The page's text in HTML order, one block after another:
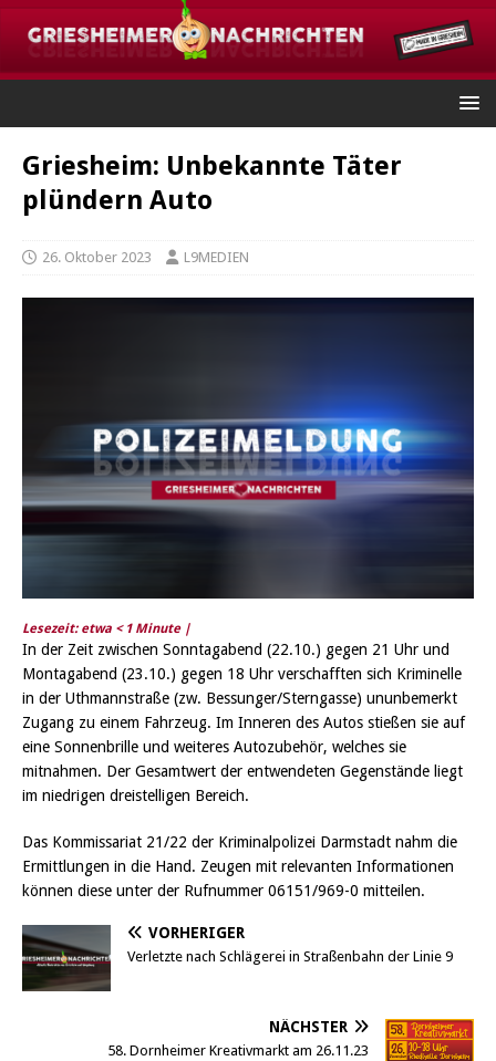
Griesheim: Unbekannte Täter
plündern Auto
26. Oktober 2023 L9MEDIEN
Lesezeit: etwa < 1 Minute |
In der Zeit zwischen Sonntagabend (22.10.) gegen 21 Uhr und
Montagabend (23.10.) gegen 18 Uhr verschafften sich Kriminelle
in der Uthmannstraße (zw. Bessunger/Sterngasse) ununbemerkt
Zugang zu einem Fahrzeug. Im Inneren des Autos stießen sie auf
eine Sonnenbrille und weiteres Autozubehör, welches sie
mitnahmen. Der Gesamtwert der entwendeten Gegenstände liegt
im niedrigen dreistelligen Bereich.
Das Kommissariat 21/22 der Kriminalpolizei Darmstadt nahm die
Ermittlungen in die Hand. Zeugen mit relevanten Informationen
können diese unter der Rufnummer 06151/969-0 mitteilen.
VORHERIGER
Verletzte nach Schlägerei in Straßenbahn der Linie 9
NÄCHSTER
58. Dornheimer Kreativmarkt am 26.11.23